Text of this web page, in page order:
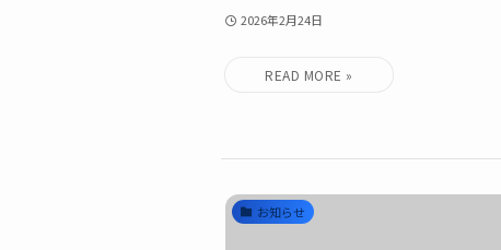
2026年2月24日
お知らせ